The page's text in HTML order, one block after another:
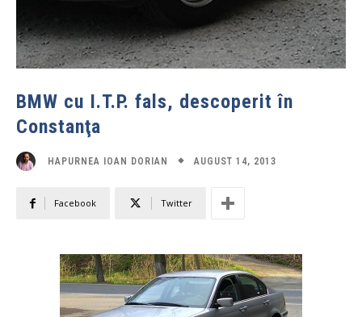
BMW cu I.T.P. fals, descoperit în
Constanţa
HAPURNEA IOAN DORIAN AUGUST 14, 2013
Facebook Twitter